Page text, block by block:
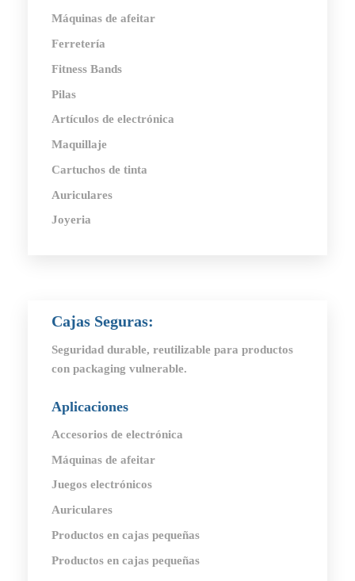
Máquinas de afeitar
Ferretería
Fitness Bands
Pilas
Artículos de electrónica
Maquillaje
Cartuchos de tinta
Auriculares
Joyeria
Cajas Seguras:
Seguridad durable, reutilizable para productos
con packaging vulnerable.
Aplicaciones
Accesorios de electrónica
Máquinas de afeitar
Juegos electrónicos
Auriculares
Productos en cajas pequeñas
Productos en cajas pequeñas